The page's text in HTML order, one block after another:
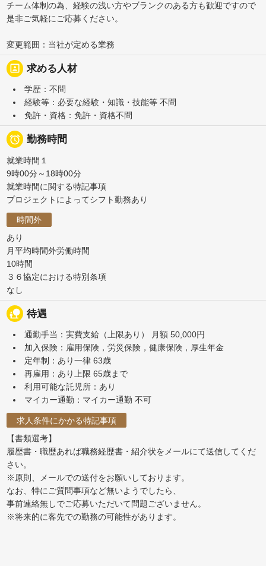
チーム体制の為、経験の浅い方やブランクのある方も歓迎ですので
是非ご気軽にご応募ください。
変更範囲：当社が定める業務
portrait 求める人材
学歴：不問
経験等：必要な経験・知識・技能等 不問
免許・資格：免許・資格不問
 勤務時間
就業時間１
9時00分～18時00分
就業時間に関する特記事項
プロジェクトによってシフト勤務あり
時間外
あり
月平均時間外労働時間
10時間
３６協定における特別条項
なし
nature_people 待遇
通勤手当：実費支給（上限あり） 月額 50,000円
加入保険：雇用保険，労災保険，健康保険，厚生年金
定年制：あり一律 63歳
再雇用：あり上限 65歳まで
利用可能な託児所：あり
マイカー通勤：マイカー通勤 不可
求人条件にかかる特記事項
【書類選考】
履歴書・職歴あれば職務経歴書・紹介状をメールにて送信してくだ
さい。
※原則、メールでの送付をお願いしております。
なお、特にご質問事項など無いようでしたら、
事前連絡無しでご応募いただいて問題ございません。
※将来的に客先での勤務の可能性があります。